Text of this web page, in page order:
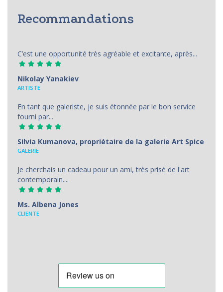
Recommandations
C’est une opportunité très agréable et excitante, après...
Nikolay Yanakiev
ARTISTE
En tant que galeriste, je suis étonnée par le bon service
fourni par...
Silvia Kumanova, propriétaire de la galerie Art Spice
GALERIE
Je cherchais un cadeau pour un ami, très prisé de l'art
contemporain....
Ms. Albena Jones
CLIENTE